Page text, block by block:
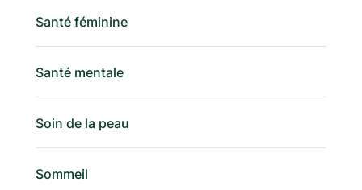
Santé féminine
Santé mentale
Soin de la peau
Sommeil